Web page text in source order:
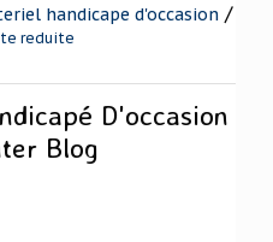
handicape d'occasion /
reduite
D'occasion
Blog